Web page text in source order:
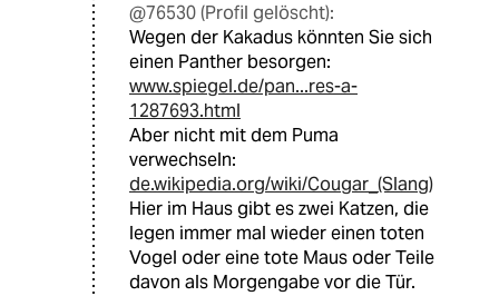
@76530 (Profil gelöscht):
Wegen der Kakadus könnten Sie sich
einen Panther besorgen:
www.spiegel.de/pan...res-a-
1287693.html
Aber nicht mit dem Puma
verwechseln:
de.wikipedia.org/wiki/Cougar_(Slang)
Hier im Haus gibt es zwei Katzen, die
legen immer mal wieder einen toten
Vogel oder eine tote Maus oder Teile
davon als Morgengabe vor die Tür.